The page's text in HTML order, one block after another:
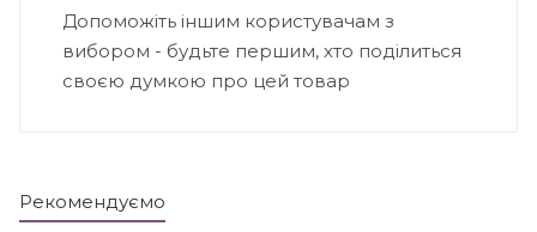
Допоможіть іншим користувачам з
вибором - будьте першим, хто поділиться
своєю думкою про цей товар
Рекомендуємо